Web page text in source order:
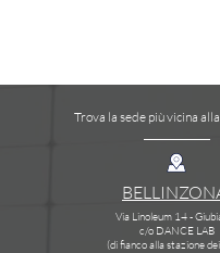
Trova la sede più vicina
Via Linoleum 14 -
c/o DANCE LAB
(di fianco alla stazione